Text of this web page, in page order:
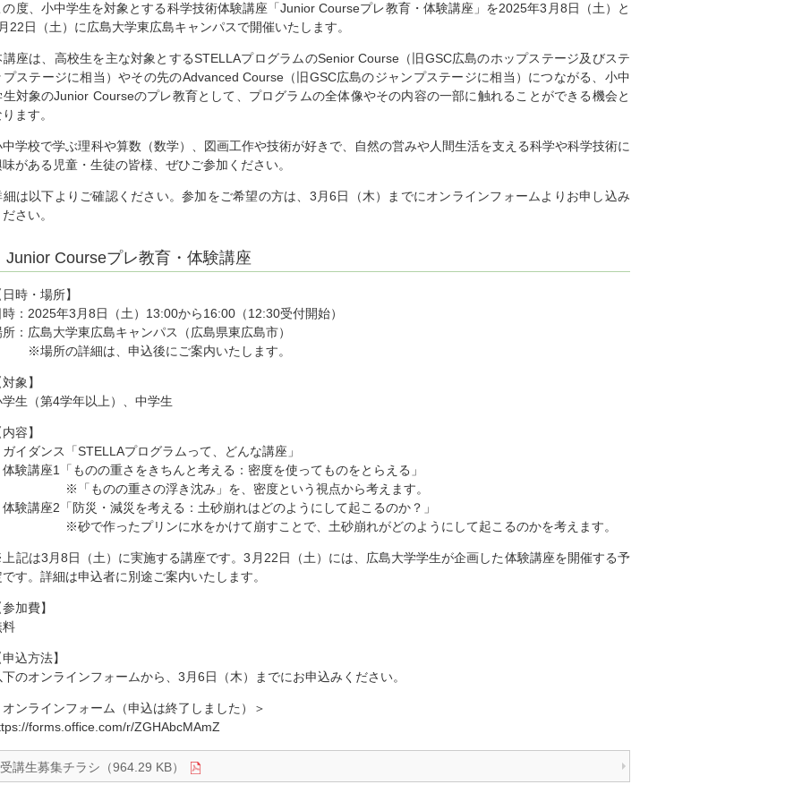
の度、小中学生を対象とする科学技術体験講座「Junior Courseプレ教育・体験講座」を2025年3月8日（土）と
22日（土）に広島大学東広島キャンパスで開催いたします。
講座は、高校生を主な対象とするSTELLAプログラムのSenior Course（旧GSC広島のホップステージ及びステ
プステージに相当）やその先のAdvanced Course（旧GSC広島のジャンプステージに相当）につながる、小中
生対象のJunior Courseのプレ教育として、プログラムの全体像やその内容の一部に触れることができる機会と
ます。
中学校で学ぶ理科や算数（数学）、図画工作や技術が好きで、自然の営みや人間生活を支える科学や科学技術に
味がある児童・生徒の皆様、ぜひご参加ください。
細は以下よりご確認ください。参加をご希望の方は、3月6日（木）までにオンラインフォームよりお申し込み
さい。
Junior Courseプレ教育・体験講座
時・場所】
時：2025年3月8日（土）13:00から16:00（12:30受付開始）
所：広島大学東広島キャンパス（広島県東広島市）
所の詳細は、申込後にご案内いたします。
象】
学生（第4学年以上）、中学生
容】
ガイダンス「STELLAプログラムって、どんな講座」
体験講座1「ものの重さをきちんと考える：密度を使ってものをとらえる」
ものの重さの浮き沈み」を、密度という視点から考えます。
体験講座2「防災・減災を考える：土砂崩れはどのようにして起こるのか？」
で作ったプリンに水をかけて崩すことで、土砂崩れがどのようにして起こるのかを考えます。
記は3月8日（土）に実施する講座です。3月22日（土）には、広島大学学生が企画した体験講座を開催する予
です。詳細は申込者に別途ご案内いたします。
加費】
料
込方法】
下のオンラインフォームから、3月6日（木）までにお申込みください。
オンラインフォーム（申込は終了しました）＞
forms.office.com/r/ZGHAbcMAmZ
受講生募集チラシ（964.29 KB）